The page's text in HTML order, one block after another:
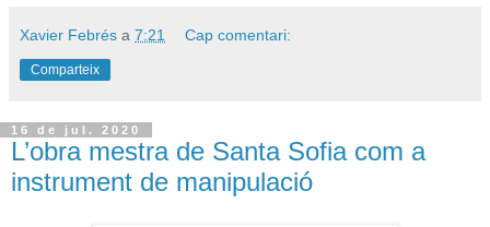
Xavier Febrés a 7:21 Cap comentari:
Comparteix
16 de jul. 2020
L’obra mestra de Santa Sofia com a
instrument de manipulació